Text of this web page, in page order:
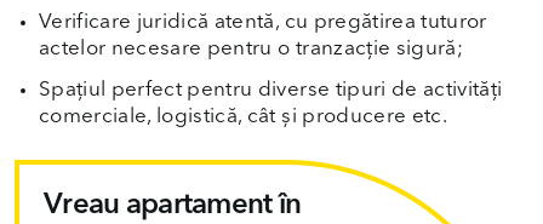
Verificare juridică atentă, cu pregătirea tuturor
actelor necesare pentru o tranzacție sigură;
Spațiul perfect pentru diverse tipuri de activități
comerciale, logistică, cât și producere etc.
Vreau apartament în